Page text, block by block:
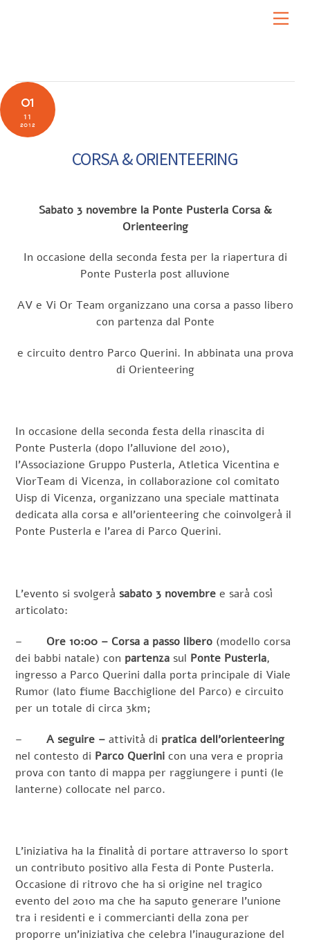
01
11
2012
CORSA & ORIENTEERING
Sabato 3 novembre la Ponte Pusterla Corsa &
Orienteering
In occasione della seconda festa per la riapertura di
Ponte Pusterla post alluvione
AV e Vi Or Team organizzano una corsa a passo libero
con partenza dal Ponte
e circuito dentro Parco Querini. In abbinata una prova
di Orienteering
In occasione della seconda festa della rinascita di
Ponte Pusterla (dopo l’alluvione del 2010),
l’Associazione Gruppo Pusterla, Atletica Vicentina e
ViorTeam di Vicenza, in collaborazione col comitato
Uisp di Vicenza, organizzano una speciale mattinata
dedicata alla corsa e all’orienteering che coinvolgerà il
Ponte Pusterla e l’area di Parco Querini.
L’evento si svolgerà sabato 3 novembre e sarà così
articolato:
– Ore 10:00 – Corsa a passo libero (modello corsa
dei babbi natale) con partenza sul Ponte Pusterla,
ingresso a Parco Querini dalla porta principale di Viale
Rumor (lato fiume Bacchiglione del Parco) e circuito
per un totale di circa 3km;
–A seguire –attività di pratica dell’orienteering
nel contesto di Parco Querini con una vera e propria
prova con tanto di mappa per raggiungere i punti (le
lanterne) collocate nel parco.
L’iniziativa ha la finalità di portare attraverso lo sport
un contributo positivo alla Festa di Ponte Pusterla.
Occasione di ritrovo che ha si origine nel tragico
evento del 2010 ma che ha saputo generare l’unione
tra i residenti e i commercianti della zona per
proporre un’iniziativa che celebra l’inaugurazione del